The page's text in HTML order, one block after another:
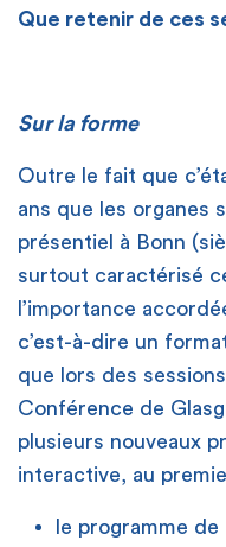
Que retenir de ces
Sur la forme
Outre le fait que
ans que les organes
présentiel à Bonn
surtout caractérisé
l’importance
c’est-à-dire un
que lors des
Conférence de
plusieurs nouveaux
interactive, au
le programme